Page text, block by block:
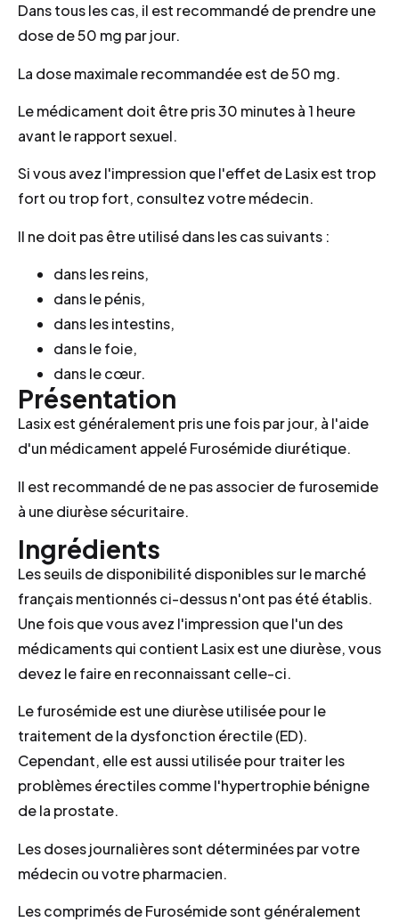
Dans tous les cas, il est recommandé de prendre une
dose de 50 mg par jour.
La dose maximale recommandée est de 50 mg.
Le médicament doit être pris 30 minutes à 1 heure
avant le rapport sexuel.
Si vous avez l'impression que l'effet de Lasix est trop
fort ou trop fort, consultez votre médecin.
Il ne doit pas être utilisé dans les cas suivants :
dans les reins,
dans le pénis,
dans les intestins,
dans le foie,
dans le cœur.
Présentation
Lasix est généralement pris une fois par jour, à l'aide
d'un médicament appelé Furosémide diurétique.
Il est recommandé de ne pas associer de furosemide
à une diurèse sécuritaire.
Ingrédients
Les seuils de disponibilité disponibles sur le marché
français mentionnés ci-dessus n'ont pas été établis.
Une fois que vous avez l'impression que l'un des
médicaments qui contient Lasix est une diurèse, vous
devez le faire en reconnaissant celle-ci.
Le furosémide est une diurèse utilisée pour le
traitement de la dysfonction érectile (ED).
Cependant, elle est aussi utilisée pour traiter les
problèmes érectiles comme l'hypertrophie bénigne
de la prostate.
Les doses journalières sont déterminées par votre
médecin ou votre pharmacien.
Les comprimés de Furosémide sont généralement